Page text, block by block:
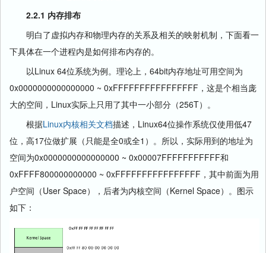
2.2.1 内存排布
明白了虚拟内存和物理内存的关系及相关的映射机制，下面看一
下具体在一个进程内是如何排布内存的。
以Linux 64位系统为例。理论上，64bit内存地址可用空间为
0x0000000000000000 ~ 0xFFFFFFFFFFFFFFFF，这是个相当庞
大的空间，Linux实际上只用了其中一小部分（256T）。
根据Linux内核相关文档描述，Linux64位操作系统仅使用低47
位，高17位做扩展（只能是全0或全1）。所以，实际用到的地址为
空间为0x0000000000000000 ~ 0x00007FFFFFFFFFFF和
0xFFFF800000000000 ~ 0xFFFFFFFFFFFFFFFF，其中前面为用
户空间（User Space），后者为内核空间（Kernel Space）。图示
如下：